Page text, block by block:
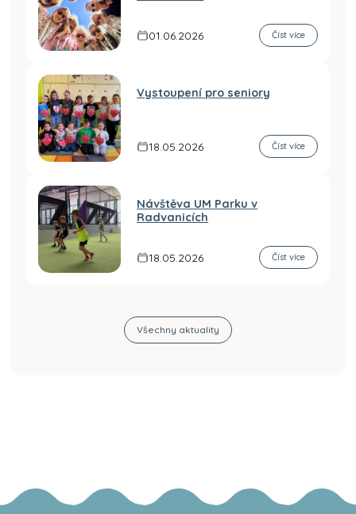
01.06.2026 Číst více
Vystoupení pro seniory
18.05.2026 Číst více
Návštěva UM Parku v
Radvanicích
18.05.2026 Číst více
Všechny aktuality